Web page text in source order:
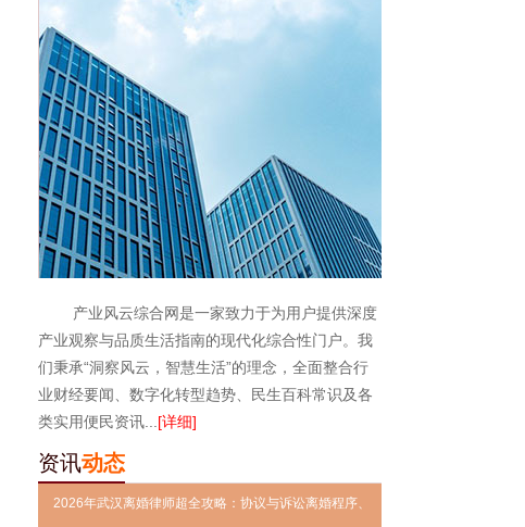
产业风云综合网是一家致力于为用户提供深度
产业观察与品质生活指南的现代化综合性门户。我
们秉承“洞察风云，智慧生活”的理念，全面整合行
业财经要闻、数字化转型趋势、民生百科常识及各
类实用便民资讯... [详细]
资讯动态
2026年武汉离婚律师超全攻略：协议与诉讼离婚程序、